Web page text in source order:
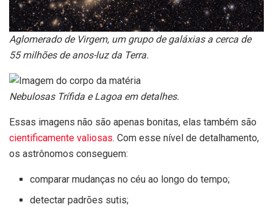
Aglomerado de Virgem, um grupo de galáxias a cerca de
55 milhões de anos-luz da Terra.
Nebulosas Trífida e Lagoa em detalhes.
Essas imagens não são apenas bonitas, elas também são
cientificamente valiosas. Com esse nível de detalhamento,
os astrônomos conseguem:
comparar mudanças no céu ao longo do tempo;
detectar padrões sutis;